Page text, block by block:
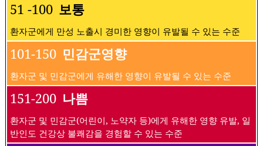
51 -100 보통
환자군에게 만성 노출시 경미한 영향이 유발될 수 있는 수준
101-150 민감군영향
환자군 및 민감군에게 유해한 영향이 유발될 수 있는 수준
151-200 나쁨
환자군 및 민감군(어린이, 노약자 등)에게 유해한 영향 유발, 일
반인도 건강상 불쾌감을 경험할 수 있는 수준